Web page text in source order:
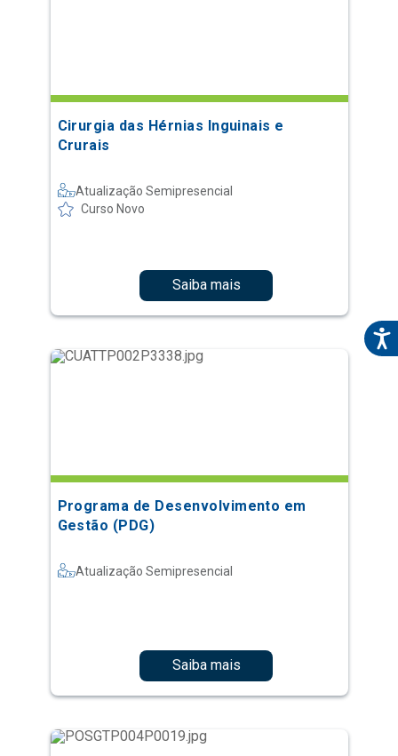
Cirurgia das Hérnias Inguinais e
Crurais
Atualização Semipresencial
Curso Novo
Saiba mais
Programa de Desenvolvimento em
Gestão (PDG)
Atualização Semipresencial
Saiba mais